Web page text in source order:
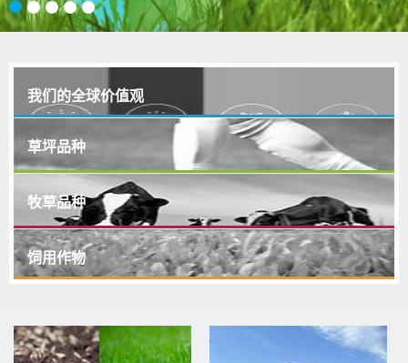
我们的全球价值观
草坪品种
牧草品种
饲用作物